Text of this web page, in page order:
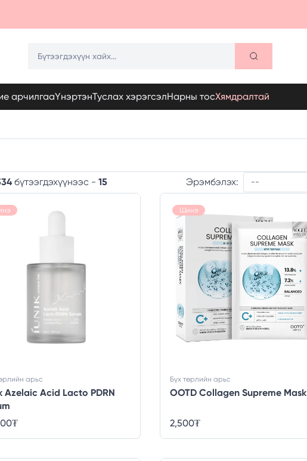
арчилгааҮнэртэнТуслах хэрэгсэлНарны тосХямдралтай
бүтээгдэхүүнээс - 15 Эрэмбэлэх:
Azelaic Acid Lacto PDRN
арьс
₮
Шинэ
OOTD Collagen Supreme Mask
Бүх төрлийн арьс
2,500₮